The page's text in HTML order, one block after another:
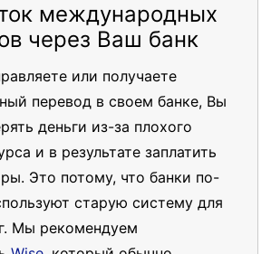
международных
через Ваш банк
или получаете
перевод в своем банке, Вы
деньги из-за плохого
и в результате заплатить
Это потому, что банки по-
старую систему для
Мы рекомендуем